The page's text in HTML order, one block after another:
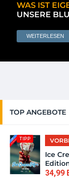
WAS IST
UNSERE
WEITERLESEN
TOP ANGEBOTE
TIPP
Ice
34,99